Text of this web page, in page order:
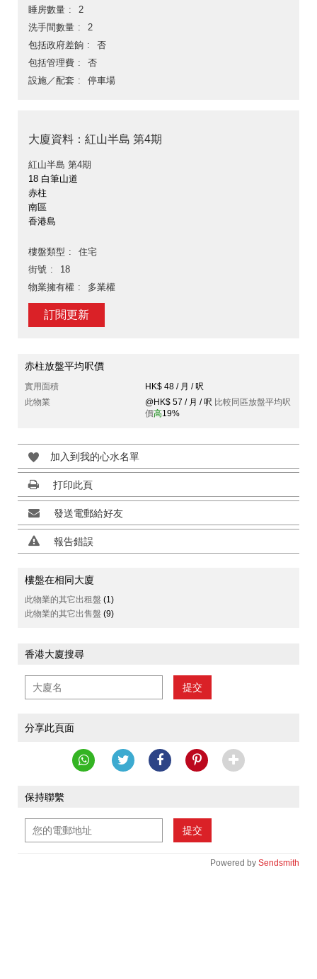
睡房數量
2
洗手間數量
2
包括政府差餉
否
包括管理費
否
設施／配套
停車場
大廈資料：紅山半島 第4期
紅山半島 第4期
18 白筆山道
赤柱
南區
香港島
樓盤類型
住宅
街號
18
物業擁有權
多業權
訂閱更新
赤柱放盤平均呎價
實用面積
HK$ 48 / 月 / 呎
此物業
@HK$ 57 / 月 / 呎 比較同區放盤平均呎
價高19%
加入到我的心水名單
打印此頁
發送電郵給好友
報告錯誤
樓盤在相同大廈
此物業的其它出租盤 (1)
此物業的其它出售盤 (9)
香港大廈搜尋
提交
分享此頁面
保持聯繫
提交
Powered by Sendsmith